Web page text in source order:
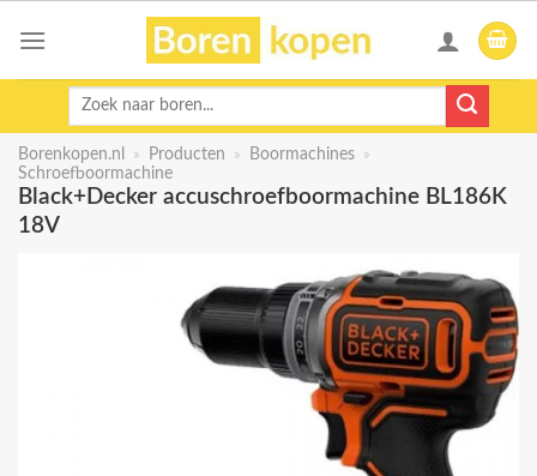
Zoeken
Borenkopen.nl » Producten » Boormachines »
Schroefboormachine
Black+Decker accuschroefboormachine BL186K
18V